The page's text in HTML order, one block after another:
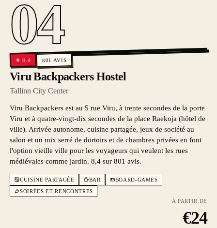
04
★8.4 801 AVIS
Viru Backpackers Hostel
Tallinn City Center
Viru Backpackers est au 5 rue Viru, à trente secondes de la porte
Viru et à quatre-vingt-dix secondes de la place Raekoja (hôtel de
ville). Arrivée autonome, cuisine partagée, jeux de société au
salon et un mix serré de dortoirs et de chambres privées en font
l'option vieille ville pour les voyageurs qui veulent les rues
médiévales comme jardin. 8,4 sur 801 avis.
CUISINE PARTAGÉE BAR
BOARD-GAMES
SOIRÉES ET RENCONTRES
À PARTIR DE
€24